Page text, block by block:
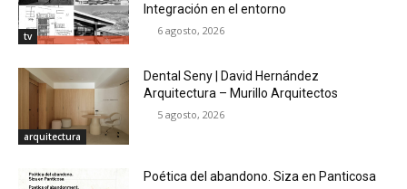
tv
Integración en el entorno
6 agosto, 2026
arquitectura
Dental Seny | David Hernández
Arquitectura – Murillo Arquitectos
5 agosto, 2026
Poética del abandono. Siza en Panticosa